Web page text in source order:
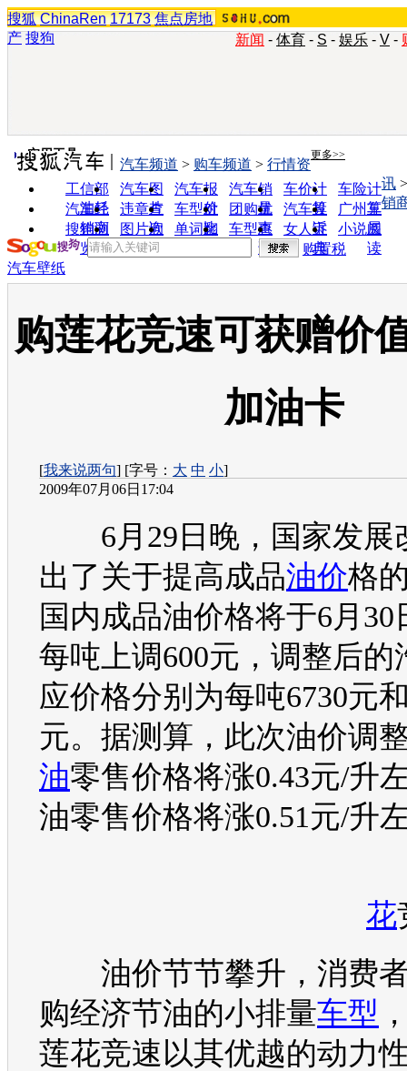
搜狐 ChinaRen 17173 焦点房地
产 搜狗 新闻 - 体育 - S - 娱乐 - V -
实用工具 更多>>
工信部
油耗
汽车图
片
汽车报
价
汽车销
量
车价计
算
车险计
算
汽车经
销商
违章查
询
车型对
比
团购优
惠
汽车投
诉
广州车
展
搜狗浏
览器
图片欣
赏
单词翻
车型查
询
女人宝
典
小说阅
读
汽车频道 > 购车频道 > 行情资
讯
销
购置税
汽车壁纸
购莲花竞速可获赠价
加油卡
[我来说两句] [字号： 大 中 小]
2009年07月06日17:04
6月29日晚，国家发展
出了关于提高成品油价格
国内成品油价格将于6月30
每吨上调600元，调整后的
应价格分别为每吨6730元
元。据测算，此次油价调
油零售价格将涨0.43元/升
油零售价格将涨0.51元/升
花
油价节节攀升，消费
购经济节油的小排量车型
莲花竞速以其优越的动力